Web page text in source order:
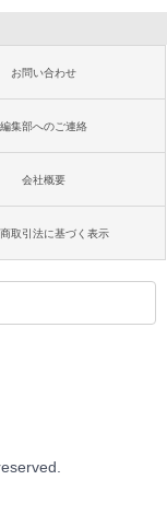
お問い合わせ
編集部へのご連絡
会社概要
取引法に基づく表示